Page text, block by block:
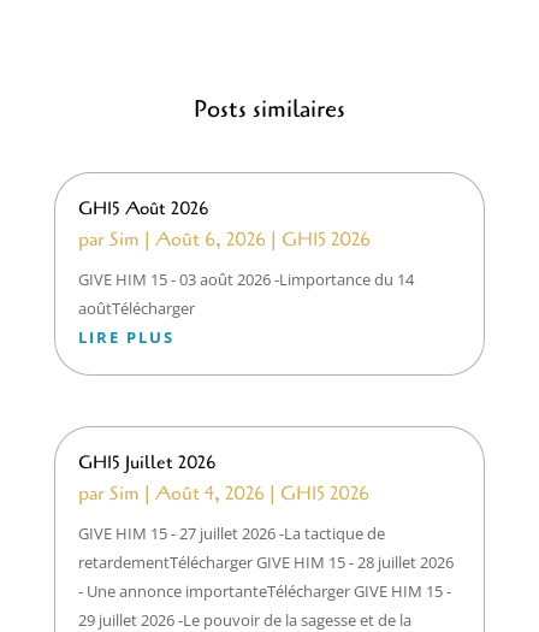
Posts similaires
GH15 Août 2026
parSim | Août 6, 2026| GH15 2026
GIVE HIM 15 - 03 août 2026 -Limportance du 14
aoûtTélécharger
LIRE PLUS
GH15 Juillet 2026
parSim | Août 4, 2026| GH15 2026
GIVE HIM 15 - 27 juillet 2026 -La tactique de
retardementTélécharger GIVE HIM 15 - 28 juillet 2026
- Une annonce importanteTélécharger GIVE HIM 15 -
29 juillet 2026 -Le pouvoir de la sagesse et de la